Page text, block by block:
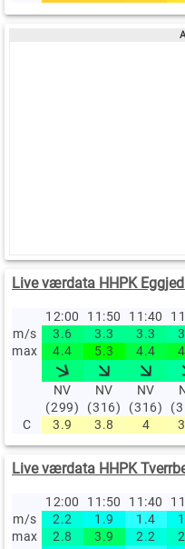
Live værdata HHPK
12:00 11:50 11:40
m/s
3.6 3.3 3.3
max
4.4 5.3 4.4
NV
(299)
NV
(316)
NV
(316)
C
3.9 3.8 4
Live værdata HHPK
12:00 11:50 11:40
m/s
2.2 1.9 1.4
max
2.8 3.9 2.2